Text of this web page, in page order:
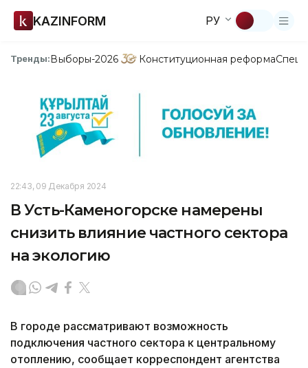
KAZINFORM РУ
Тренды:Выборы-2026 Конституционная реформа
22:43, 09 Декабря 2024
В Усть-Каменогорске намерены
снизить влияние частного сектора
на экологию
В городе рассматривают возможность
подключения частного сектора к центральному
отоплению, сообщает корреспондент агентства